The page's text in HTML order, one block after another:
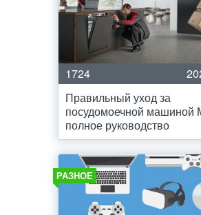
1724
Правильный уход за
посудомоечной машиной
полное руководство
РАЗНОЕ